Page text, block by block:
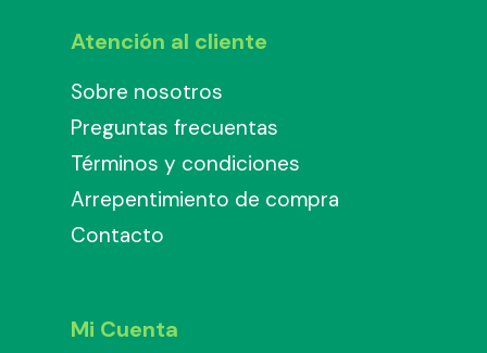
Atención al cliente
Sobre nosotros
Preguntas frecuentas
Términos y condiciones
Arrepentimiento de compra
Contacto
Mi Cuenta